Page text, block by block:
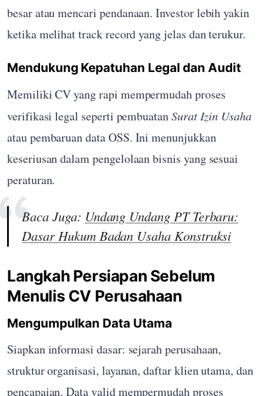
besar atau mencari pendanaan. Investor lebih yakin
ketika melihat track record yang jelas dan terukur.
Mendukung Kepatuhan Legal dan Audit
Memiliki CV yang rapi mempermudah proses
verifikasi legal seperti pembuatanSurat Izin Usaha
atau pembaruan data OSS. Ini menunjukkan
keseriusan dalam pengelolaan bisnis yang sesuai
peraturan.
Baca Juga: Undang Undang PT Terbaru:
Dasar Hukum Badan Usaha Konstruksi
Langkah Persiapan Sebelum
Menulis CV Perusahaan
Mengumpulkan Data Utama
Siapkan informasi dasar: sejarah perusahaan,
struktur organisasi, layanan, daftar klien utama, dan
pencapaian. Data valid mempermudah proses